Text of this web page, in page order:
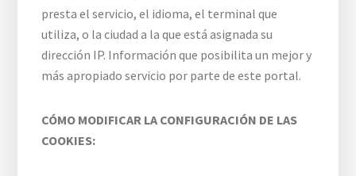
presta el servicio, el idioma, el terminal que
utiliza, o la ciudad a la que está asignada su
dirección IP. Información que posibilita un mejor y
más apropiado servicio por parte de este portal.
CÓMO MODIFICAR LA CONFIGURACIÓN DE LAS
COOKIES: